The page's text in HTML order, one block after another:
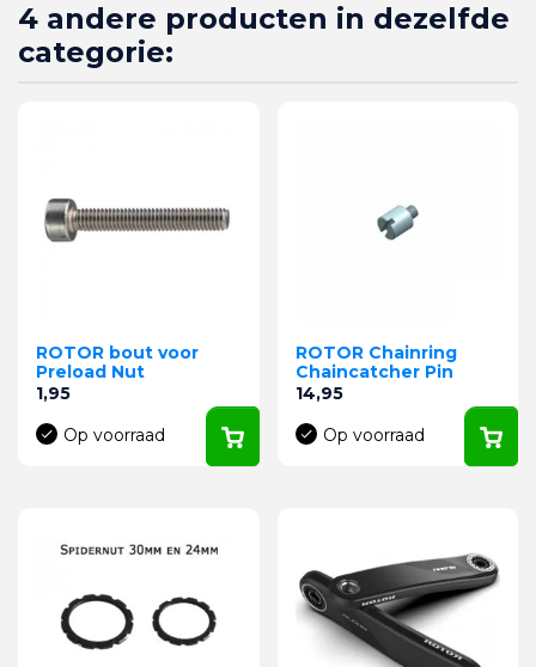
4 andere producten in dezelfde
categorie:
ROTOR bout voor
Preload Nut
Prijs
1,95
Op voorraad
ROTOR Chainring
Chaincatcher Pin
Prijs
14,95
Op voorraad